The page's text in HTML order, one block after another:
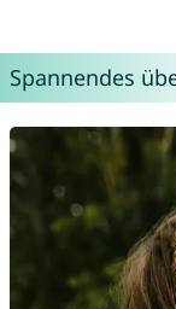
Spannendes